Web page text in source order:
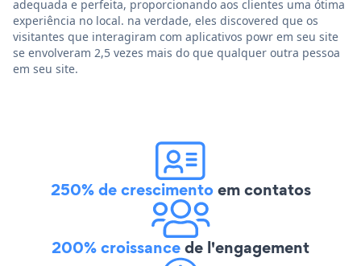
adequada e perfeita, proporcionando aos clientes uma ótima
experiência no local. na verdade, eles discovered que os
visitantes que interagiram com aplicativos powr em seu site
se envolveram 2,5 vezes mais do que qualquer outra pessoa
em seu site.
250% de crescimentoem contatos
200% croissancede l'engagement